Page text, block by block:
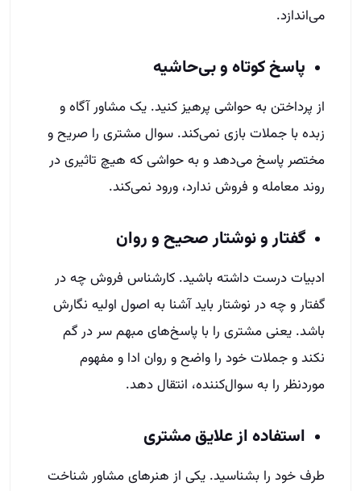
می‌اندازد.
پاسخ کوتاه و بی‌حاشیه
از پرداختن به حواشی پرهیز کنید. یک مشاور آگاه و
زبده با جملات بازی نمی‌کند. سوال مشتری را صریح و
مختصر پاسخ می‌دهد و به حواشی که هیچ تاثیری در
روند معامله و فروش ندارد، ورود نمی‌کند.
گفتار و نوشتار صحیح و روان
ادبیات درست داشته باشید. کارشناس فروش چه در
گفتار و چه در نوشتار باید آشنا به اصول اولیه نگارش
باشد. یعنی مشتری را با پاسخ‌های مبهم سر در گم
نکند و جملات خود را واضح و روان ادا و مفهوم
موردنظر را به سوال‌کننده، انتقال دهد.
استفاده از علایق مشتری
طرف خود را بشناسید. یکی از هنرهای مشاور شناخت